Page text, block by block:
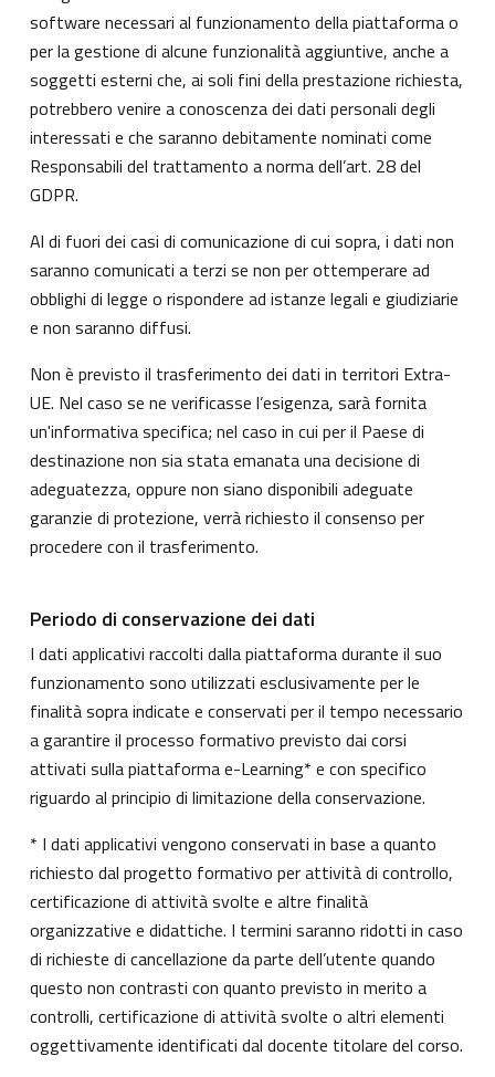
software necessari al funzionamento della piattaforma o
per la gestione di alcune funzionalità aggiuntive, anche a
soggetti esterni che, ai soli fini della prestazione richiesta,
potrebbero venire a conoscenza dei dati personali degli
interessati e che saranno debitamente nominati come
Responsabili del trattamento a norma dell’art. 28 del
GDPR.
Al di fuori dei casi di comunicazione di cui sopra, i dati non
saranno comunicati a terzi se non per ottemperare ad
obblighi di legge o rispondere ad istanze legali e giudiziarie
e non saranno diffusi.
Non è previsto il trasferimento dei dati in territori Extra-
UE. Nel caso se ne verificasse l’esigenza, sarà fornita
un'informativa specifica; nel caso in cui per il Paese di
destinazione non sia stata emanata una decisione di
adeguatezza, oppure non siano disponibili adeguate
garanzie di protezione, verrà richiesto il consenso per
procedere con il trasferimento.
Periodo di conservazione dei dati
I dati applicativi raccolti dalla piattaforma durante il suo
funzionamento sono utilizzati esclusivamente per le
finalità sopra indicate e conservati per il tempo necessario
a garantire il processo formativo previsto dai corsi
attivati sulla piattaforma e-Learning* e con specifico
riguardo al principio di limitazione della conservazione.
* I dati applicativi vengono conservati in base a quanto
richiesto dal progetto formativo per attività di controllo,
certificazione di attività svolte e altre finalità
organizzative e didattiche. I termini saranno ridotti in caso
di richieste di cancellazione da parte dell’utente quando
questo non contrasti con quanto previsto in merito a
controlli, certificazione di attività svolte o altri elementi
oggettivamente identificati dal docente titolare del corso.